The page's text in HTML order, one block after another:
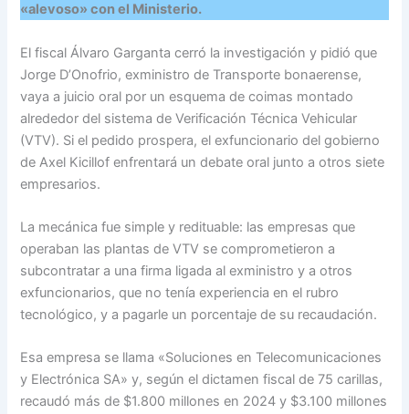
«alevoso» con el Ministerio.
El fiscal Álvaro Garganta cerró la investigación y pidió que
Jorge D’Onofrio, exministro de Transporte bonaerense,
vaya a juicio oral por un esquema de coimas montado
alrededor del sistema de Verificación Técnica Vehicular
(VTV). Si el pedido prospera, el exfuncionario del gobierno
de Axel Kicillof enfrentará un debate oral junto a otros siete
empresarios.
La mecánica fue simple y redituable: las empresas que
operaban las plantas de VTV se comprometieron a
subcontratar a una firma ligada al exministro y a otros
exfuncionarios, que no tenía experiencia en el rubro
tecnológico, y a pagarle un porcentaje de su recaudación.
Esa empresa se llama «Soluciones en Telecomunicaciones
y Electrónica SA» y, según el dictamen fiscal de 75 carillas,
recaudó más de $1.800 millones en 2024 y $3.100 millones